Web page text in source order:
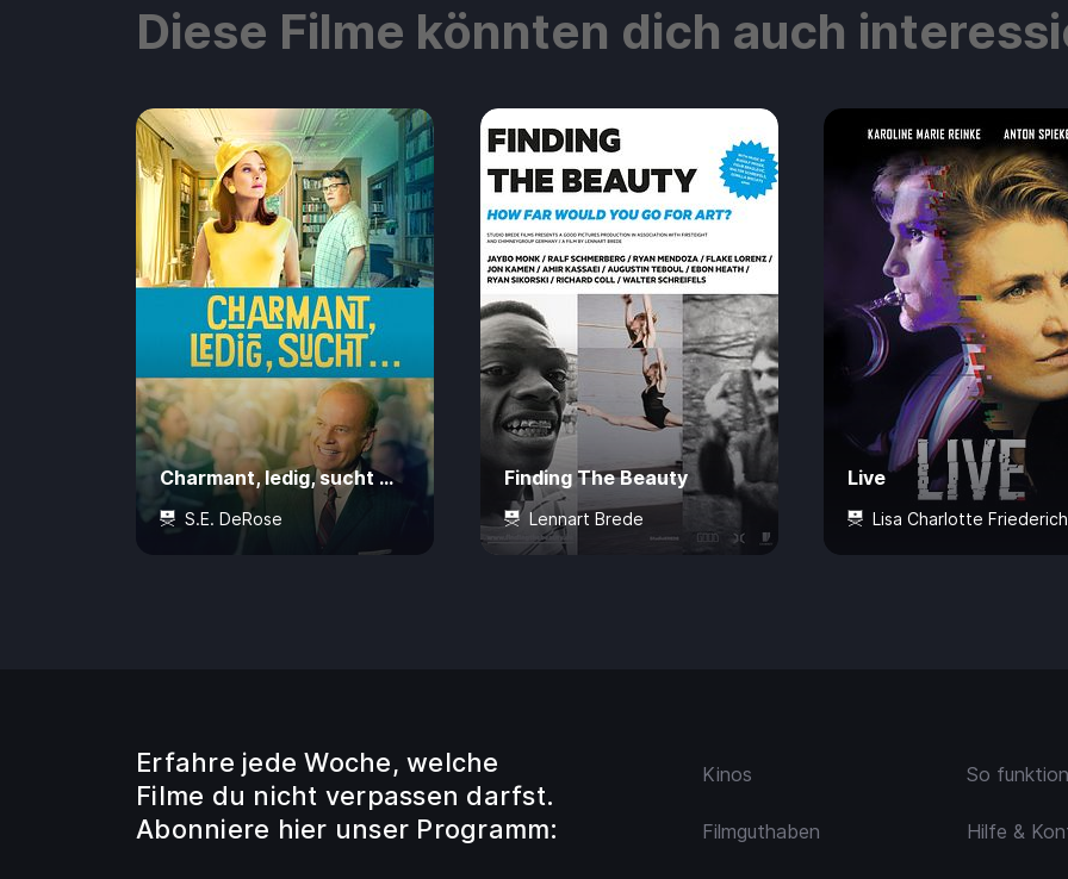
Diese Filme könnten dich auch
Charmant, ledig, sucht …
S.E. DeRose
Finding The Beauty
Lennart Brede
Live
Lisa Charlotte Friederich
Erfahre jede Woche, welche
Filme du nicht verpassen darfst.
Abonniere hier unser Programm:
Kinos
Filmguthaben
So
Hilfe &